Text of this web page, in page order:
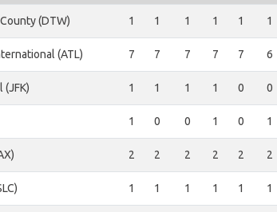
(DTW) 1 1 1 1 1 1
(ATL) 7 7 7 7 7 6
1 1 1 1 0 0
1 0 0 1 0 1
2 2 2 2 2 2
1 1 1 1 1 1